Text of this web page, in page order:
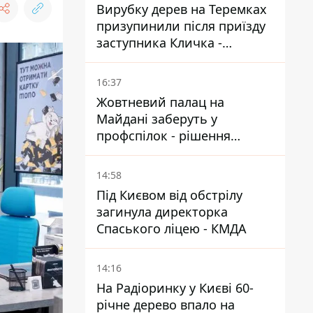
Вирубку дерев на Теремках
призупинили після приїзду
заступника Кличка -
почався діалог
16:37
Жовтневий палац на
Майдані заберуть у
профспілок - рішення
Господарського суду
14:58
Під Києвом від обстрілу
загинула директорка
Спаського ліцею - КМДА
14:16
На Радіоринку у Києві 60-
річне дерево впало на